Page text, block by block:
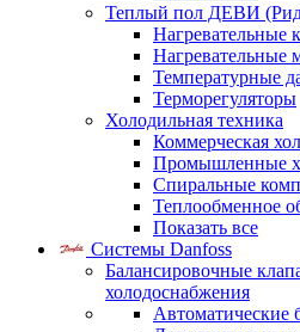
Теплый пол ДЕВИ
Нагревательные
Нагревательные
Температурные
Терморегуляторы
Холодильная техника
Коммерческая
Промышленные
Спиральные
Теплообменное
Показать все
Системы Danfoss
Балансировочные
холодоснабжения
Автоматические